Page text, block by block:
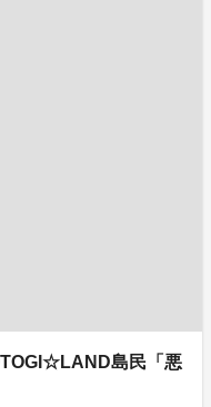
島民「悪